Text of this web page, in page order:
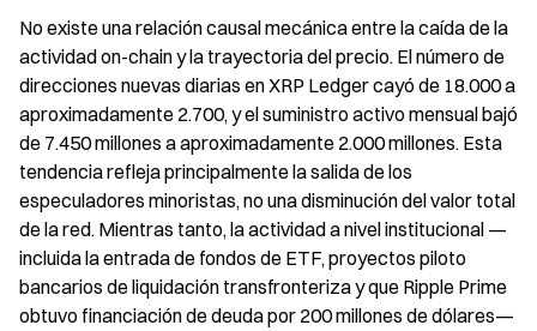
No existe una relación causal mecánica entre la caída de la
actividad on-chain y la trayectoria del precio. El número de
direcciones nuevas diarias en XRP Ledger cayó de 18.000 a
aproximadamente 2.700, y el suministro activo mensual bajó
de 7.450 millones a aproximadamente 2.000 millones. Esta
tendencia refleja principalmente la salida de los
especuladores minoristas, no una disminución del valor total
de la red. Mientras tanto, la actividad a nivel institucional —
incluida la entrada de fondos de ETF, proyectos piloto
bancarios de liquidación transfronteriza y que Ripple Prime
obtuvo financiación de deuda por 200 millones de dólares—